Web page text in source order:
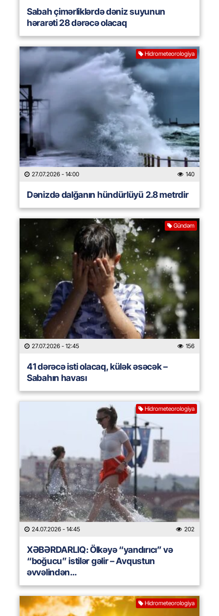
Sabah çimərliklərdə dəniz suyunun
hərarəti 28 dərəcə olacaq
Hidrometeorologiya
27.07.2026 - 14:00 140
Dənizdə dalğanın hündürlüyü 2.8 metrdir
Gündəm
27.07.2026 - 12:45 156
41 dərəcə isti olacaq, külək əsəcək –
Sabahın havası
Hidrometeorologiya
24.07.2026 - 14:45 202
XƏBƏRDARLIQ: Ölkəyə “yandırıcı” və
“boğucu” istilər gəlir – Avqustun
əvvəlindən…
Hidrometeorologiya